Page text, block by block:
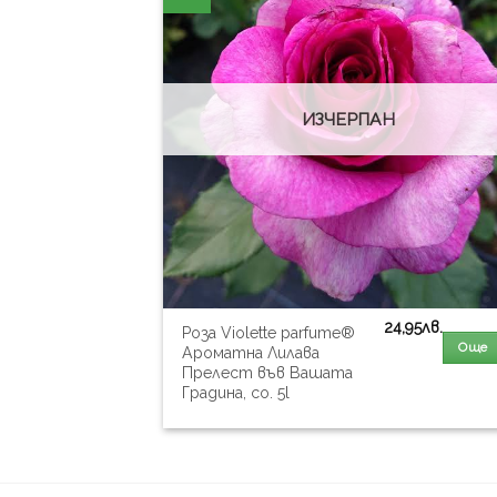
ИЗЧЕРПАН
Роза Violette parfume®
Ароматна Лилава
Прелест във Вашата
Градина, co. 5l
24,95лв.
Още